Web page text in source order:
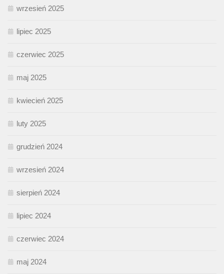
wrzesień 2025
lipiec 2025
czerwiec 2025
maj 2025
kwiecień 2025
luty 2025
grudzień 2024
wrzesień 2024
sierpień 2024
lipiec 2024
czerwiec 2024
maj 2024